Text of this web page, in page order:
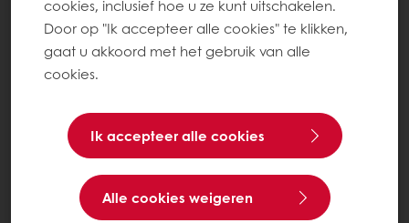
Bekijk het product
Eerlijk brood met een rijke smaak
cookies, inclusief hoe u ze kunt uitschakelen.
Door op "Ik accepteer alle cookies" te klikken,
gaat u akkoord met het gebruik van alle
cookies.
Ik accepteer alle cookies
Alle cookies weigeren